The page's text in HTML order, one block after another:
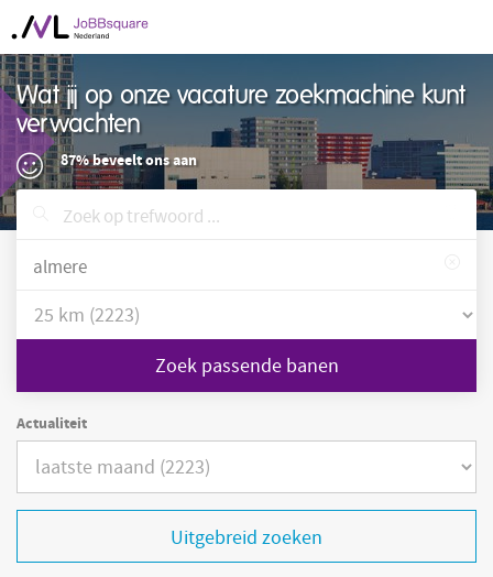
Wat jij op onze vacature zoekmachine kunt
verwachten
87% beveelt ons aan
Zoek passende banen
Actualiteit
Uitgebreid zoeken